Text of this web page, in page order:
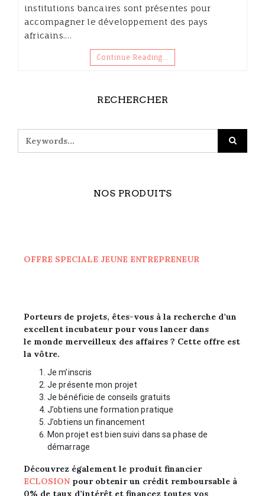
institutions bancaires sont présentes pour
accompagner le développement des pays
africains.…
Continue Reading…
RECHERCHER
NOS PRODUITS
OFFRE SPECIALE JEUNE ENTREPRENEUR
Porteurs de projets, êtes-vous à la recherche d’un
excellent incubateur pour vous lancer dans
le monde merveilleux des affaires ? Cette offre est
la vôtre.
Je m’inscris
Je présente mon projet
Je bénéficie de conseils gratuits
J’obtiens une formation pratique
J’obtiens un financement
Mon projet est bien suivi dans sa phase de
démarrage
Découvrez également le produit financier
ECLOSION pour obtenir un crédit remboursable à
0% de taux d’intérêt et financez toutes vos